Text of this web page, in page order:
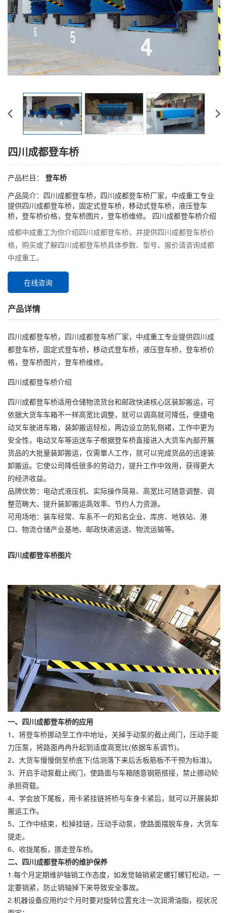
四川成都登车桥
产品栏目： 登车桥
产品简介：四川成都登车桥，四川成都登车桥厂家，中成重工专业
提供四川成都登车桥，固定式登车桥，移动式登车桥，液压登车
桥，登车桥价格，登车桥图片，登车桥维修。 四川成都登车桥介绍
成都中成重工为你介绍四川成都登车桥，并提供四川成都登车桥价
格，购买或了解四川成都登车桥具体参数、型号、报价请咨询成都
中成重工。
在线咨询
产品详情
四川成都登车桥，四川成都登车桥厂家，中成重工专业提供四川成
都登车桥，固定式登车桥，移动式登车桥，液压登车桥，登车桥价
格，登车桥图片，登车桥维修。
四川成都登车桥介绍
四川成都登车桥适用仓储物流货台和邮政快递核心区装卸搬运，可
依据大货车车箱不一样高宽比调整，就可以调高就可降低，便捷电
动叉车驶进车箱，装卸搬运轻松，两边设立防轧侧裙，工作中更为
安全性，电动叉车等运送车子根据登车桥直接进入大货车內部开展
货品的大批量装卸搬运，仅需單人工作，就可以完成货品的迅速装
卸搬运。它使公司降低很多的劳动力，提升工作中效用，获得更大
的经济收益。
品牌优势：电动式液压机、实际操作简易、高宽比可随意调整、调
整范畴大、提升装卸搬运高效率、节约人力资源。
可用场地：装车经常、车系不一的知名企业、库房、地铁站、港
口、物流仓储产业基地、邮政快递运送、物流运输等。
四川成都登车桥图片
一、四川成都登车桥的应用
1、将登车桥挪动至工作中地址，关掉手动泵的截止阀门，压动手能
力压泵，将路面冉冉升起到适度高宽比(依据车系调节)。
2、大货车慢慢倒至桥底下(估测落下来后舌板筋板不干预为标准)。
3、开启手动泵截止阀门，使路面与车箱随意钢筋搭接，禁止挪动轮
承担荷载。
4、学会放下尾板，用卡紧挂链将桥与车身卡紧后，就可以开展装卸
搬运工作。
5、工作中结束，松掉挂链，压动手动泵，使路面摆脱车身，大货车
提走。
6、收拢尾板，挪走登车桥。
二、四川成都登车桥的维护保养
1.每个月定期维护轴销工作态度，如发觉轴销紧定螺钉螺钉松动，一
定要销紧，防止销轴掉下来导致安全事故。
2.机器设备应用约2个月时要对旋转位置充注一次润滑油脂，视状况